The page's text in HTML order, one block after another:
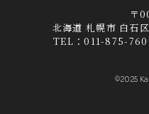
〒
北海道 札幌市 白石
TEL：011-875-
©2025